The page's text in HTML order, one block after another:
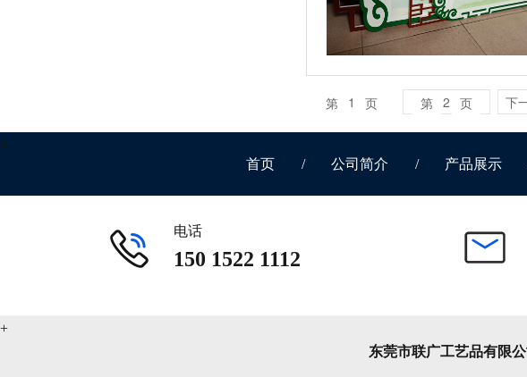
第 1 页 第 2 页 下
首页 / 公司简介 / 产品展示
电话
150 1522 1112
东莞市联广工艺品有限公